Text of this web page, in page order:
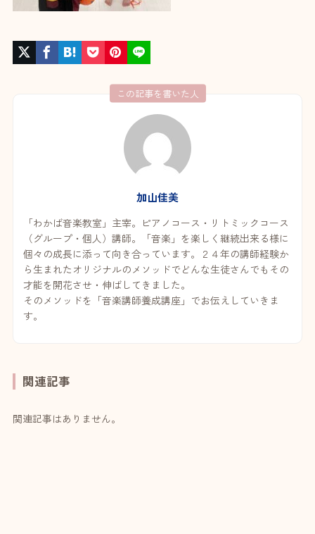
この記事を書いた人
加山佳美
「わかば音楽教室」主宰。ピアノコース・リトミックコース
（グループ・個人）講師。「音楽」を楽しく継続出来る様に
個々の成長に添って向き合っています。２４年の講師経験か
ら生まれたオリジナルのメソッドでどんな生徒さんでもその
才能を開花させ・伸ばしてきました。
そのメソッドを「音楽講師養成講座」でお伝えしていきま
す。
関連記事
関連記事はありません。